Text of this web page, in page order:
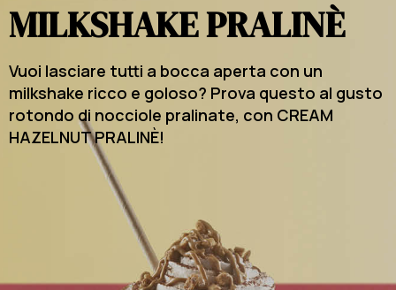
MILKSHAKE PRALINÈ
Vuoi lasciare tutti a bocca aperta con un
milkshake ricco e goloso? Prova questo al gusto
rotondo di nocciole pralinate, con CREAM
HAZELNUT PRALINÈ!